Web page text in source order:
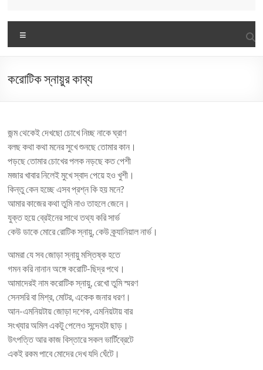
করোটিক স্নায়ুর কাব্য
জন্ম থেকেই দেখছো চোখে নিচ্ছ নাকে ঘ্রাণ
বলছ কথা কথা মনের সুখে শুনছে তোমার কান।
পড়ছে তোমার চোখের পলক নড়ছে কত পেশী
মজার খাবার নিলেই মুখে স্বাদ পেয়ে হও খুশী।
কিন্তু কেন হচ্ছে এসব প্রশ্ন কি হয় মনে?
আমার কাজের কথা তুমি নাও তাহলে জেনে।
যুক্ত হয়ে ব্রেইনের সাথে তথ্য করি সার্ভ
কেউ ডাকে মোরে রোটিক স্নায়ু, কেউ ক্র্যানিয়াল নার্ভ।
আমরা যে সব জোড়া স্নায়ু মস্তিষ্ক হতে
গমন করি নানান অঙ্গে করোটি-ছিদ্র পথে।
আমাদেরই নাম করোটিক স্নায়ু, রেখো তুমি স্মরণ
সেনসরি বা মিশ্র, মোটর, একেক জনার ধরণ।
আন-এমনিয়টায় জোড়া দশেক, এমনিয়টায় বার
সংখ্যার অমিল একটু পেলেও সন্দেহটা ছাড়।
উৎপত্তি আর কাজ বিস্তারে সকল ভার্টিব্রেটে
একই রকম পাবে মোদের দেখ যদি ঘেঁটে।